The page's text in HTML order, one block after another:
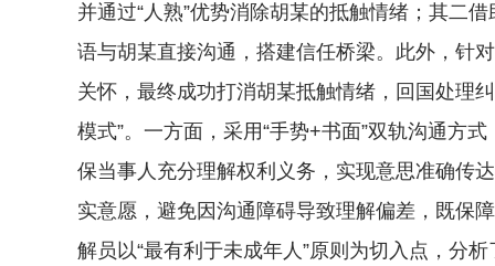
并通过“人熟”优势消除胡某的抵触情绪；其二
语与胡某直接沟通，搭建信任桥梁。此外，针
关怀，最终成功打消胡某抵触情绪，回国处理
模式”。一方面，采用“手势+书面”双轨沟通方
保当事人充分理解权利义务，实现意思准确传
实意愿，避免因沟通障碍导致理解偏差，既保
解员以“最有利于未成年人”原则为切入点，分